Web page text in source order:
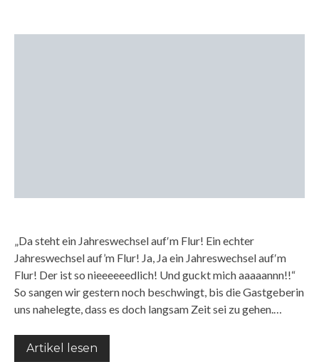
„Da steht ein Jahreswechsel auf′m Flur! Ein echter
Jahreswechsel auf’m Flur! Ja, Ja ein Jahreswechsel auf′m
Flur! Der ist so nieeeeeedlich! Und guckt mich aaaaannn!!“
So sangen wir gestern noch beschwingt, bis die Gastgeberin
uns nahelegte, dass es doch langsam Zeit sei zu gehen.…
Artikel lesen